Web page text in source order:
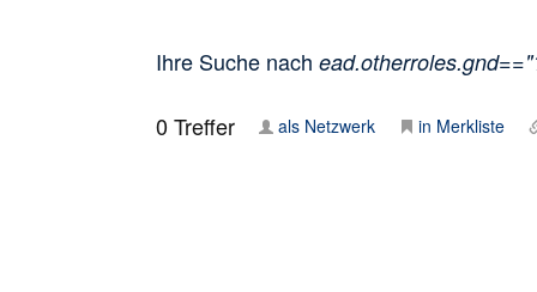
Ihre Suche nach
0Treffer als Netzwerk in Merkliste